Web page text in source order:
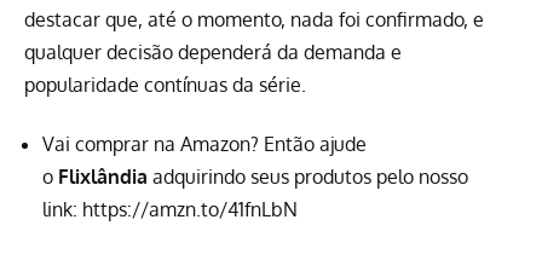
destacar que, até o momento, nada foi confirmado, e
qualquer decisão dependerá da demanda e
popularidade contínuas da série.
Vai comprar na Amazon? Então ajude
o Flixlândia adquirindo seus produtos pelo nosso
link: https://amzn.to/41fnLbN